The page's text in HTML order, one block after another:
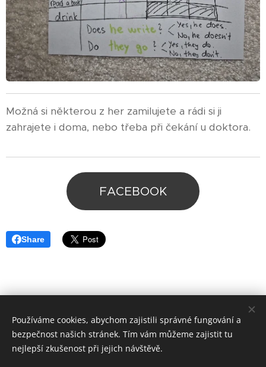
Možná si některou z her zamilujete a rádi si ji
zahrajete i doma, nebo třeba při čekání u doktora.
FACEBOOK
Share
© 2025 Hrasino s.r.o., Všechna práva vyhrazena.
LEGO® je ochranná známka LEGO Group, která
Používáme cookies, abychom zajistili správné fungování a
bezpečnost našich stránek. Tím vám můžeme zajistit tu
nejlepší zkušenost při jejich návštěvě.